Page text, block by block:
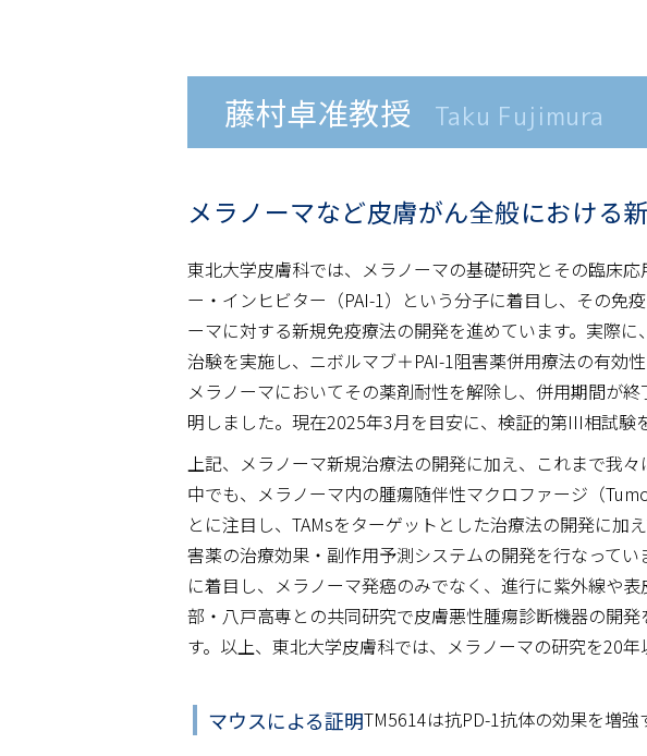
藤村卓准教授 Taku Fujimura
メラノーマなど皮膚がん全般における
東北大学皮膚科では、メラノーマの基礎研究とその臨床
ー・インヒビター（PAI-1）という分子に着目し、その免
ーマに対する新規免疫療法の開発を進めています。実際
治験を実施し、ニボルマブ＋PAI-1阻害薬併用療法の有効
メラノーマにおいてその薬剤耐性を解除し、併用期間が
明しました。現在2025年3月を目安に、検証的第III相試験
上記、メラノーマ新規治療法の開発に加え、これまで我
中でも、メラノーマ内の腫瘍随伴性マクロファージ（
とに注目し、TAMsをターゲットとした治療法の開発に加
害薬の治療効果・副作用予測システムの開発を行なって
に着目し、メラノーマ発癌のみでなく、進行に紫外線や
部・八戸高専との共同研究で皮膚悪性腫瘍診断機器の開
す。以上、東北大学皮膚科では、メラノーマの研究を20年
マウスによる証明TM5614は抗PD-1抗体の効果を増強